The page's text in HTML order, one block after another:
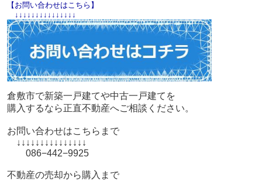
【お問い合わせはこちら】
↓↓↓↓↓↓↓↓↓↓↓↓↓↓↓
倉敷市で新築一戸建てや中古一戸建てを
購入するなら正直不動産へご相談ください。
お問い合わせはこちらまで
↓↓↓↓↓↓↓↓↓↓↓↓↓↓↓
086−442−9925
不動産の売却から購入まで